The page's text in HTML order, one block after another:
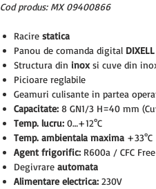
Cod produs: MX 09400866
Racire statica
Panou de comanda digital DIXELL
Structura din inoxsi cuve din
Picioare reglabile
Geamuri culisante in partea
Capacitate: 8 GN1/3 H=40 mm
Temp. lucru: 0…+12°C
Temp. ambientala maxima +33°C
Agent frigorific: R600a / CFC Free
Degivrare automata
Alimentare electrica: 230V